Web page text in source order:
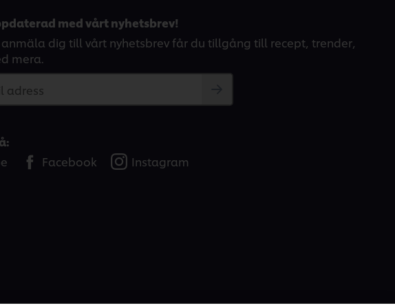
med vårt nyhetsbrev!
dig till vårt nyhetsbrev får du tillgång till recept, trender,
mera.
adress
Facebook Instagram